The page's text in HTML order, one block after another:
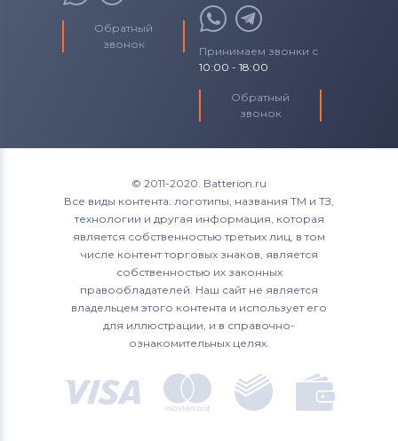
Обратный
звонок
Принимаем звонки с
10:00 - 18:00
Обратный
звонок
© 2011-2020. Batterion.ru
Все виды контента: логотипы, названия ТМ и ТЗ,
технологии и другая информация, которая
является собственностью третьих лиц, в том
числе контент торговых знаков, является
собственностью их законных
правообладателей. Наш сайт не является
владельцем этого контента и использует его
для иллюстрации, и в справочно-
ознакомительных целях.